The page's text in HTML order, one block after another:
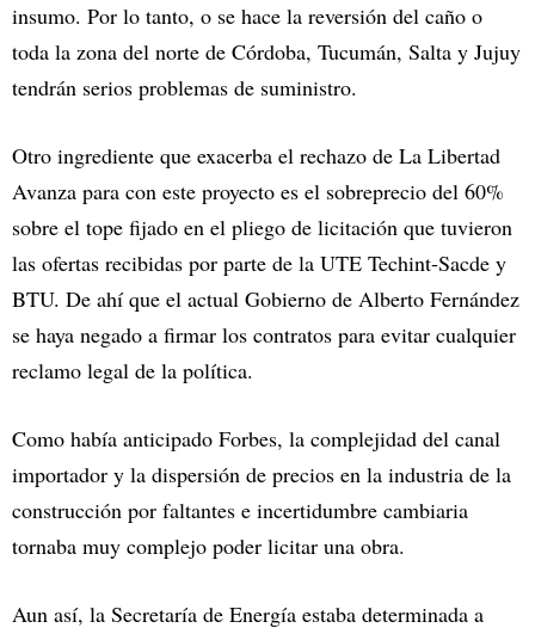
insumo. Por lo tanto, o se hace la reversión del caño o
toda la zona del norte de Córdoba, Tucumán, Salta y Jujuy
tendrán serios problemas de suministro.
Otro ingrediente que exacerba el rechazo de La Libertad
Avanza para con este proyecto es el sobreprecio del 60%
sobre el tope fijado en el pliego de licitación que tuvieron
las ofertas recibidas por parte de la UTE Techint-Sacde y
BTU. De ahí que el actual Gobierno de Alberto Fernández
se haya negado a firmar los contratos para evitar cualquier
reclamo legal de la política.
Como había anticipado Forbes, la complejidad del canal
importador y la dispersión de precios en la industria de la
construcción por faltantes e incertidumbre cambiaria
tornaba muy complejo poder licitar una obra.
Aun así, la Secretaría de Energía estaba determinada a